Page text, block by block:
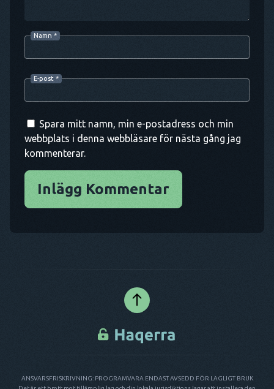
Namn *
E-post *
Spara mitt namn, min e-postadress och min
webbplats i denna webbläsare för nästa gång jag
kommenterar.
Inlägg Kommentar
ANSVARSFRISKRIVNING: PROGRAMVARA ENDAST AVSEDD FÖR LAGLIGT BRUK